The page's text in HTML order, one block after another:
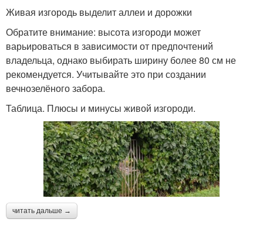
Живая изгородь выделит аллеи и дорожки
Обратите внимание: высота изгороди может
варьироваться в зависимости от предпочтений
владельца, однако выбирать ширину более 80 см не
рекомендуется. Учитывайте это при создании
вечнозелёного забора.
Таблица. Плюсы и минусы живой изгороди.
читать дальше →